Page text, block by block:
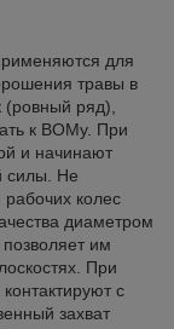
для
травы в
(ровный ряд),
к ВОМу. При
и начинают
силы. Не
рабочих колес
диаметром
им
При
с
захват